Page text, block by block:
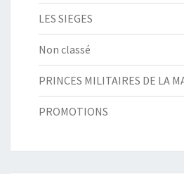
LES SIEGES
Non classé
PRINCES MILITAIRES DE LA
PROMOTIONS